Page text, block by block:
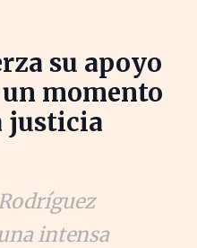
su apoyo
momento
justicia
intensa